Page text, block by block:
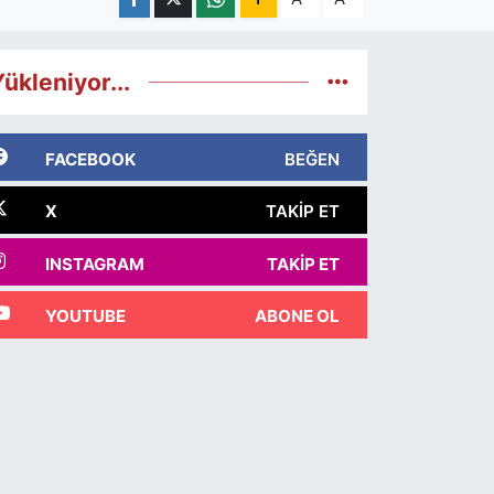
FACEBOOK BEĞEN
X TAKIP ET
INSTAGRAM TAKIP ET
YOUTUBE ABONE OL